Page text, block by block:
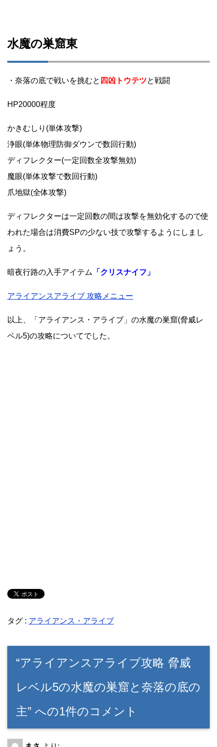
水魔の巣窟東
・奈落の底で戦いを挑むと 四凶トウテツと戦闘
HP20000程度
かきむしり(単体攻撃)
浄眼(単体物理防御ダウンで数回行動)
ディフレクター(一定回数全攻撃無効)
魔眼(単体攻撃で数回行動)
爪地獄(全体攻撃)
ディフレクターは一定回数の間は攻撃を無効化するので使
われた場合は消費SPの少ない技で攻撃するようにしまし
ょう。
暗夜行路の入手アイテム 「クリスナイフ」
アライアンスアライブ 攻略メニュー
以上、「アライアンス・アライブ」の水魔の巣窟(脅威レ
ベル5)の攻略についてでした。
タグ : アライアンス・アライブ
“アライアンスアライブ攻略 脅威
レベル5の水魔の巣窟と奈落の底の
主” への1件のコメント